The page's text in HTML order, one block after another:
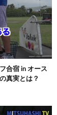
合宿 in オース
真実とは？